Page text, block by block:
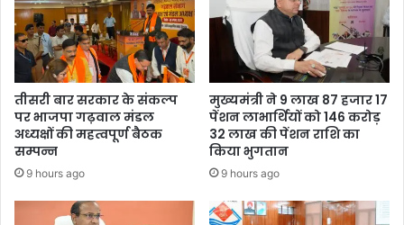
तीसरी बार सरकार के संकल्प
पर भाजपा गढ़वाल मंडल
अध्यक्षों की महत्वपूर्ण बैठक
सम्पन्न
9 hours ago
मुख्यमंत्री ने 9 लाख 87 हजार 17
पेंशन लाभार्थियों को 146 करोड़
32 लाख की पेंशन राशि का
किया भुगतान
9 hours ago